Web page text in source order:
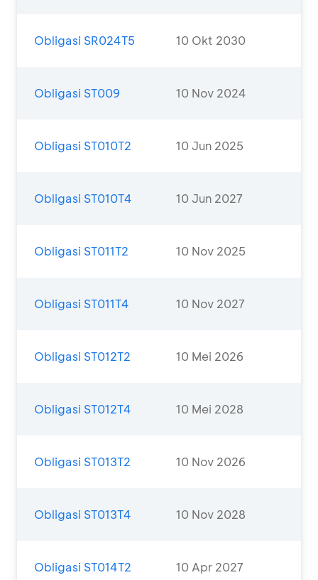
Obligasi SR024T5 10 Okt 2030
Obligasi ST009 10 Nov 2024
Obligasi ST010T2 10 Jun 2025
Obligasi ST010T4 10 Jun 2027
Obligasi ST011T2 10 Nov 2025
Obligasi ST011T4 10 Nov 2027
Obligasi ST012T2 10 Mei 2026
Obligasi ST012T4 10 Mei 2028
Obligasi ST013T2 10 Nov 2026
Obligasi ST013T4 10 Nov 2028
Obligasi ST014T2 10 Apr 2027